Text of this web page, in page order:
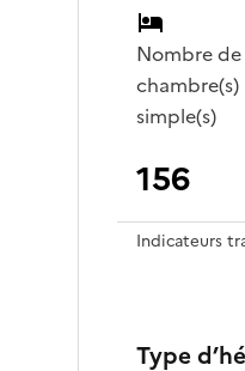
Nombre de
chambre(s)
simple(s)
156
Indicateurs
Type